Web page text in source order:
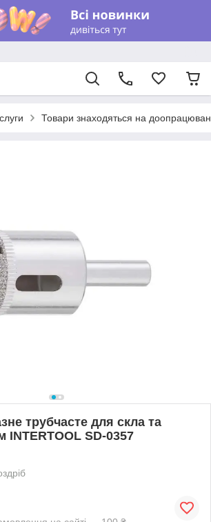
Товари знаходяться на
трубчасте для скла та
INTERTOOL SD-0357